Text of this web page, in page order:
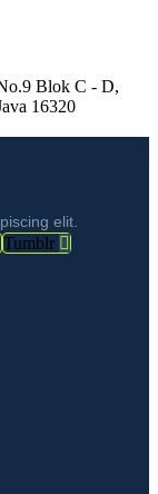
Blok C - D,
16320
elit.
Tumblr